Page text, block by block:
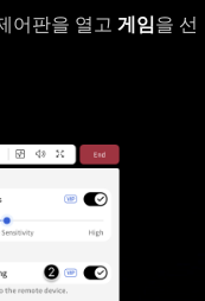
어판을 열고 게임을 선